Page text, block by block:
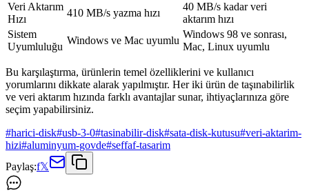
Veri Aktarım
Hızı
410 MB/s yazma hızı
40 MB/s kadar veri
aktarım hızı
Sistem
Uyumluluğu
Windows ve Mac uyumlu
Windows 98 ve sonrası,
Mac, Linux uyumlu
Bu karşılaştırma, ürünlerin temel özelliklerini ve kullanıcı
yorumlarını dikkate alarak yapılmıştır. Her iki ürün de taşınabilirlik
ve veri aktarım hızında farklı avantajlar sunar, ihtiyaçlarınıza göre
seçim yapabilirsiniz.
#harici-disk#usb-3-0#tasinabilir-disk#sata-disk-kutusu#veri-aktarim-
hizi#aluminyum-govde#seffaf-tasarim
Paylaş:f𝕏